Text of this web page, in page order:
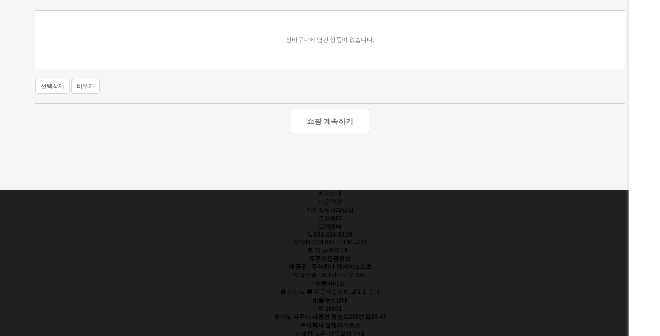
장바구니에 담긴 상품이 없습니다.
선택삭제 비우기
쇼핑 계속하기
회사소개
이용약관
개인정보처리방침
고객센터
고객센터
031-636-8119
OPEN : AM 09시 ~ PM 17시
토,일,공휴일 OFF
무통장입금정보
예금주 : 주식회사 엠케이스포츠
우리은행 1005-104-121987
빠른서비스
이벤트
주문배송조회
1:1 문의
반품주소안내
우 10801
경기도 파주시 파평면 청송로208번길20-43
주식회사 엠케이스포츠
자세한 교환·반품절차 안내